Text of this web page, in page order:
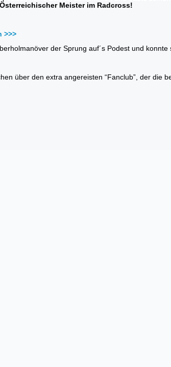
Meister im Radcross!
>>>
der Sprung auf´s Podest und
über den extra angereisten “Fanclub”, der die